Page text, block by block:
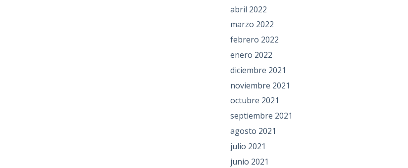
abril 2022
marzo 2022
febrero 2022
enero 2022
diciembre 2021
noviembre 2021
octubre 2021
septiembre 2021
agosto 2021
julio 2021
junio 2021